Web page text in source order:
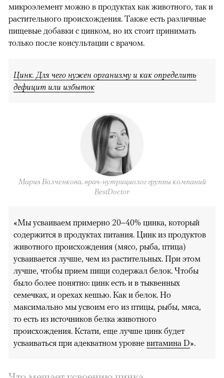
микроэлемент можно в продуктах как животного, так и
растительного происхождения. Также есть различные
пищевые добавки с цинком, но их стоит принимать
только после консультации с врачом.
Цинк. Для чего нужен организму и как определить
дефицит или избыток
Мария Волченкова, врач-нутрициолог группы компаний
BestDoctor
«Мы усваиваем примерно 20–40% цинка, который
содержится в продуктах питания. Цинк из продуктов
животного происхождения (мясо, рыба, птица)
усваивается лучше, чем из растительных. При этом
лучше, чтобы прием пищи содержал белок. Чтобы
было более понятно: цинк есть и в тыквенных
семечках, и орехах кешью. Как и белок. Но
максимально мы усвоим его из птицы, рыбы, мяса,
то есть из источников белка животного
происхождения. Кстати, еще лучше цинк будет
усваиваться при адекватном уровне витамина D».